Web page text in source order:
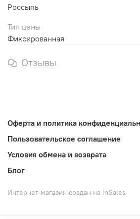
Россыпь
Тип цены
Фиксированная
Отзывы
Оферта и политика
Пользовательское соглашение
Условия обмена и возврата
Блог
Интернет-магазин создан на inSales